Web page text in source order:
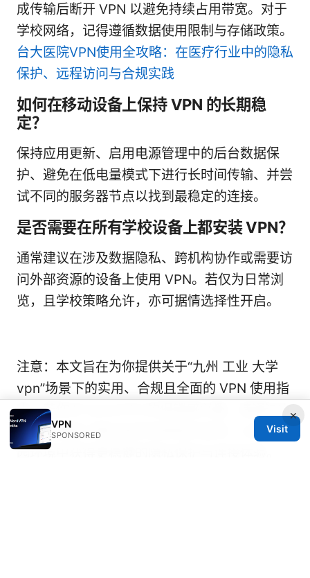
成传输后断开 VPN 以避免持续占用带宽。对于
学校网络，记得遵循数据使用限制与存储政策。
台大医院VPN使用全攻略：在医疗行业中的隐私
保护、远程访问与合规实践
如何在移动设备上保持 VPN 的长期稳
定？
保持应用更新、启用电源管理中的后台数据保
护、避免在低电量模式下进行长时间传输、并尝
试不同的服务器节点以找到最稳定的连接。
是否需要在所有学校设备上都安装 VPN？
通常建议在涉及数据隐私、跨机构协作或需要访
问外部资源的设备上使用 VPN。若仅为日常浏
览，且学校策略允许，亦可据情选择性开启。
注意：本文旨在为你提供关于“九州 工业 大学
vpn”场景下的实用、合规且全面的 VPN 使用指
南。若你对 NordVPN 的促销感兴趣，请通过文
中图片链接了解当前折扣和购买选项，以便在校
园环境中获得更稳健的隐私保护与连接体验。
×
VPN
SPONSORED
Visit